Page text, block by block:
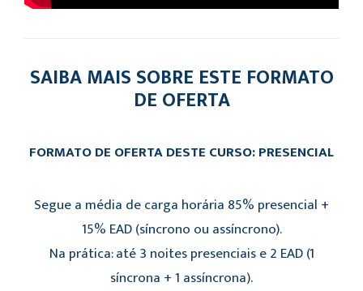
SAIBA MAIS SOBRE ESTE FORMATO
DE OFERTA
FORMATO DE OFERTA DESTE CURSO: PRESENCIAL
Segue a média de carga horária 85% presencial +
15% EAD (síncrono ou assíncrono).
Na prática: até 3 noites presenciais e 2 EAD (1
síncrona + 1 assíncrona).